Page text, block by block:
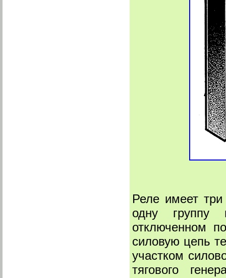
Реле имеет
одну группу
отключенном
силовую цепь
участком
тягового